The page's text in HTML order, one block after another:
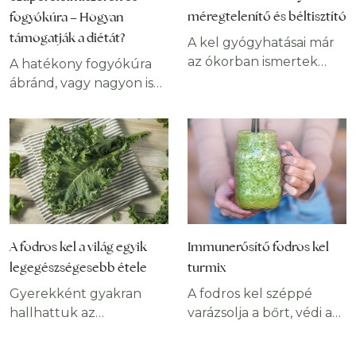
fogyókúra – Hogyan
támogatják a diétát?
A hatékony fogyókúra
ábránd, vagy nagyon is
utóbbiban hiszünk, mert
tudjuk, hogy a
szuperélelmiszerek
segítségével gyorsan és
tartósan
megszabadulhatunk a
ami a legjobb, a
szuperélelmiszer diéta
egyáltalán nem
megterhelő, játszi
méregtelenítő és béltisztító
A kel gyógyhatásai már
az ókorban ismertek
panaszok megelőzésére,
majd a középkorban
skorbut ellen, és légúti
megbetegedések
tüneteinek enyhítésére
fogyasztották.
hogy ezen kívül segít
elkerülni és kezelni a
szívbetegségeket, a
magas vérnyomást,
A fodros kel a világ egyik
legegészségesebb étele
Gyerekként gyakran
hallhattuk az
Immunerősítő fodros kel
turmix
A fodros kel széppé
varázsolja a bőrt, védi a